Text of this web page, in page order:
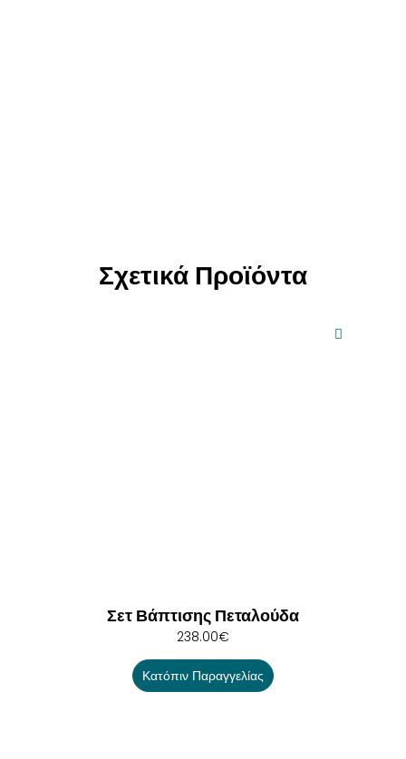
Σχετικά Προϊόντα
Σετ Βάπτισης Πεταλούδα
238.00€
Κατόπιν Παραγγελίας